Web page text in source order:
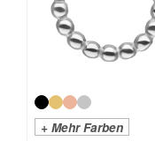
+ Mehr Farben